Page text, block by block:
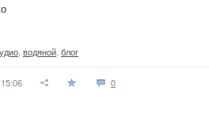
водяной блог
0